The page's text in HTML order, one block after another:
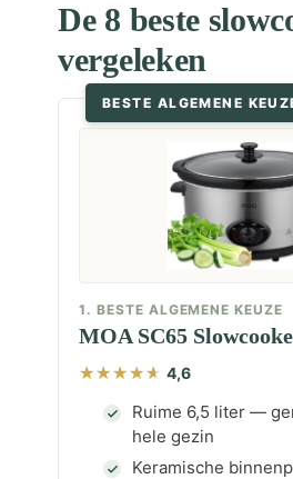
De 8 beste
vergeleken
BESTE ALGEMENE
1. BESTE ALGEMENE KEUZE
MOA SC65
4,6
Ruime 6,5 liter —
hele gezin
Keramische